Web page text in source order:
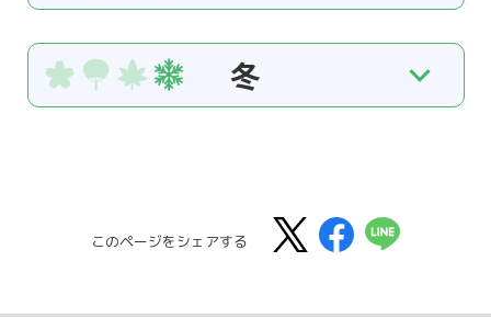
冬
このページをシェアする